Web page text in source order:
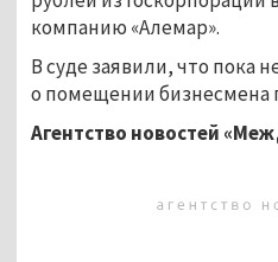
компанию «Алемар».
В суде заявили, что пока
о помещении бизнесмена
Агентство новостей